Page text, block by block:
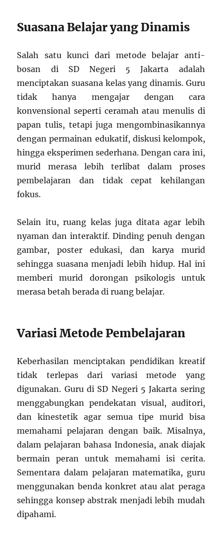
Suasana Belajar yang Dinamis
Salah satu kunci dari metode belajar anti-
bosan di SD Negeri 5 Jakarta adalah
menciptakan suasana kelas yang dinamis. Guru
tidak hanya mengajar dengan cara
konvensional seperti ceramah atau menulis di
papan tulis, tetapi juga mengombinasikannya
dengan permainan edukatif, diskusi kelompok,
hingga eksperimen sederhana. Dengan cara ini,
murid merasa lebih terlibat dalam proses
pembelajaran dan tidak cepat kehilangan
fokus.
Selain itu, ruang kelas juga ditata agar lebih
nyaman dan interaktif. Dinding penuh dengan
gambar, poster edukasi, dan karya murid
sehingga suasana menjadi lebih hidup. Hal ini
memberi murid dorongan psikologis untuk
merasa betah berada di ruang belajar.
Variasi Metode Pembelajaran
Keberhasilan menciptakan pendidikan kreatif
tidak terlepas dari variasi metode yang
digunakan. Guru di SD Negeri 5 Jakarta sering
menggabungkan pendekatan visual, auditori,
dan kinestetik agar semua tipe murid bisa
memahami pelajaran dengan baik. Misalnya,
dalam pelajaran bahasa Indonesia, anak diajak
bermain peran untuk memahami isi cerita.
Sementara dalam pelajaran matematika, guru
menggunakan benda konkret atau alat peraga
sehingga konsep abstrak menjadi lebih mudah
dipahami.